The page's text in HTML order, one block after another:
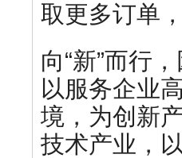
取更多订单
向“新”而行
以服务企业
境，为创新
技术产业，